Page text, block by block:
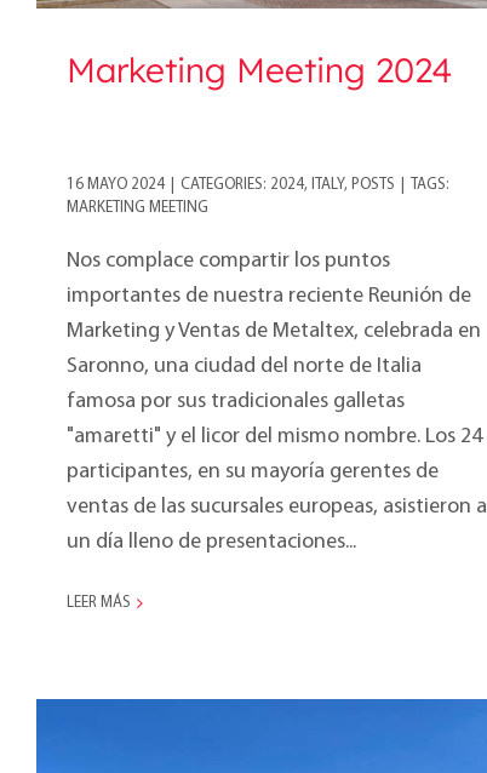
Marketing Meeting 2024
16 MAYO 2024 CATEGORIES: 2024, ITALY, POSTS
TAGS:
MARKETING MEETING
Nos complace compartir los puntos
importantes de nuestra reciente Reunión de
Marketing y Ventas de Metaltex, celebrada en
Saronno, una ciudad del norte de Italia
famosa por sus tradicionales galletas
"amaretti" y el licor del mismo nombre. Los 24
participantes, en su mayoría gerentes de
ventas de las sucursales europeas, asistieron a
un día lleno de presentaciones...
LEER MÁS